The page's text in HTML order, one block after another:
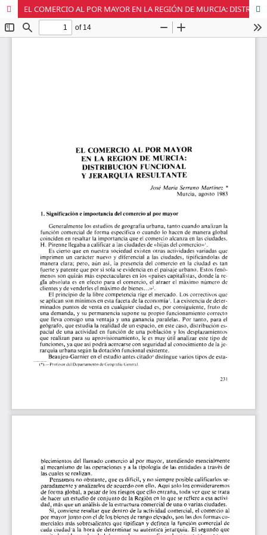
EL COMERCIO AL POR MAYOR EN LA REGIÓN DE MURCIA: DISTRIBUCIÓN FUNCIONAL Y JERAQUÍA RESULTANTE